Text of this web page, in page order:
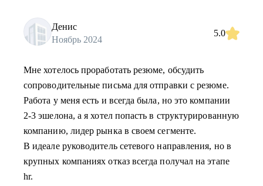
Денис
Ноябрь 2024
5.0
Мне хотелось проработать резюме, обсудить
сопроводительные письма для отправки с резюме.
Работа у меня есть и всегда была, но это компании
2-3 эшелона, а я хотел попасть в структурированную
компанию, лидер рынка в своем сегменте.
В идеале руководитель сетевого направления, но в
крупных компаниях отказ всегда получал на этапе
hr.